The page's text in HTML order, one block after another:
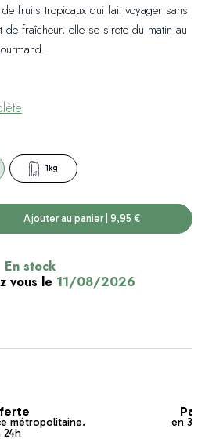
fruits tropicaux qui fait voyager sans
fraîcheur, elle se sirote du matin au
1kg
Ajouter au panier | 9,95 €
En stock
vous le 11/08/2026
métropolitaine.
24h
en 3x